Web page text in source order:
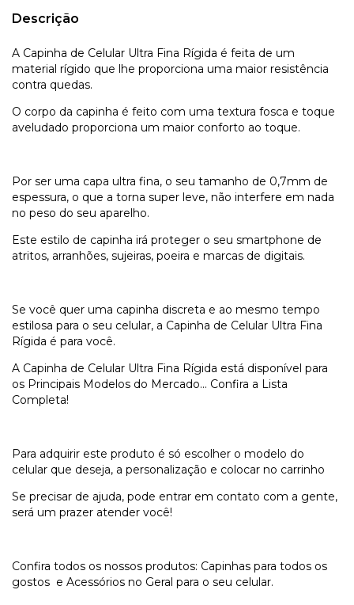
Descrição
A Capinha de Celular Ultra Fina Rígida é feita de um
material rígido que lhe proporciona uma maior resistência
contra quedas.
O corpo da capinha é feito com uma textura fosca e toque
aveludado proporciona um maior conforto ao toque.
Por ser uma capa ultra fina, o seu tamanho de 0,7mm de
espessura, o que a torna super leve, não interfere em nada
no peso do seu aparelho.
Este estilo de capinha irá proteger o seu smartphone de
atritos, arranhões, sujeiras, poeira e marcas de digitais.
Se você quer uma capinha discreta e ao mesmo tempo
estilosa para o seu celular, a Capinha de Celular Ultra Fina
Rígida é para você.
A Capinha de Celular Ultra Fina Rígida está disponível para
os Principais Modelos do Mercado... Confira a Lista
Completa!
Para adquirir este produto é só escolher o modelo do
celular que deseja, a personalização e colocar no carrinho
Se precisar de ajuda, pode entrar em contato com a gente,
será um prazer atender você!
Confira todos os nossos produtos: Capinhas para todos os
gostos e Acessórios no Geral para o seu celular.